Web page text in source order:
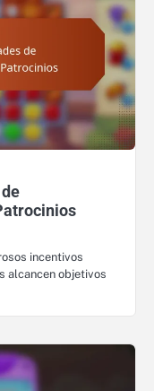
incentivos
alcancen objetivos